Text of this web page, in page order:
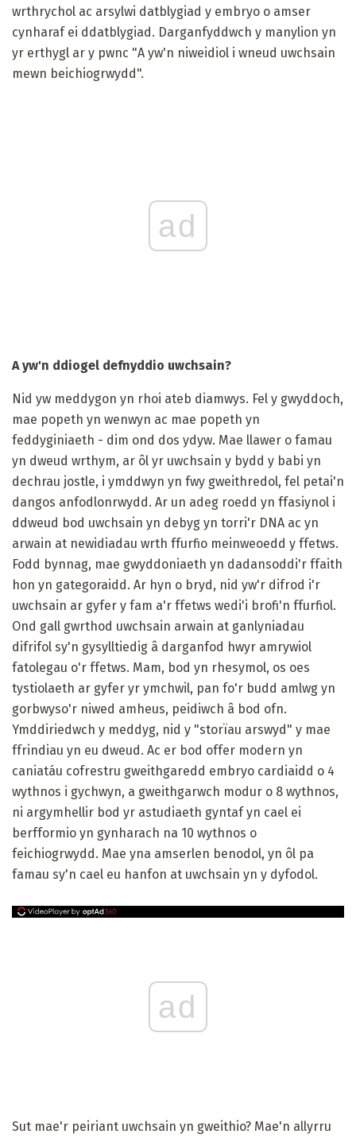
wrthrychol ac arsylwi datblygiad y embryo o amser
cynharaf ei ddatblygiad. Darganfyddwch y manylion yn
yr erthygl ar y pwnc "A yw'n niweidiol i wneud uwchsain
mewn beichiogrwydd".
ad
A yw'n ddiogel defnyddio uwchsain?
Nid yw meddygon yn rhoi ateb diamwys. Fel y gwyddoch,
mae popeth yn wenwyn ac mae popeth yn
feddyginiaeth - dim ond dos ydyw. Mae llawer o famau
yn dweud wrthym, ar ôl yr uwchsain y bydd y babi yn
dechrau jostle, i ymddwyn yn fwy gweithredol, fel petai'n
dangos anfodlonrwydd. Ar un adeg roedd yn ffasiynol i
ddweud bod uwchsain yn debyg yn torri'r DNA ac yn
arwain at newidiadau wrth ffurfio meinweoedd y ffetws.
Fodd bynnag, mae gwyddoniaeth yn dadansoddi'r ffaith
hon yn gategoraidd. Ar hyn o bryd, nid yw'r difrod i'r
uwchsain ar gyfer y fam a'r ffetws wedi'i brofi'n ffurfiol.
Ond gall gwrthod uwchsain arwain at ganlyniadau
difrifol sy'n gysylltiedig â darganfod hwyr amrywiol
fatolegau o'r ffetws. Mam, bod yn rhesymol, os oes
tystiolaeth ar gyfer yr ymchwil, pan fo'r budd amlwg yn
gorbwyso'r niwed amheus, peidiwch â bod ofn.
Ymddiriedwch y meddyg, nid y "storïau arswyd" y mae
ffrindiau yn eu dweud. Ac er bod offer modern yn
caniatáu cofrestru gweithgaredd embryo cardiaidd o 4
wythnos i gychwyn, a gweithgarwch modur o 8 wythnos,
ni argymhellir bod yr astudiaeth gyntaf yn cael ei
berfformio yn gynharach na 10 wythnos o
feichiogrwydd. Mae yna amserlen benodol, yn ôl pa
famau sy'n cael eu hanfon at uwchsain yn y dyfodol.
ad
Sut mae'r peiriant uwchsain yn gweithio? Mae'n allyrru